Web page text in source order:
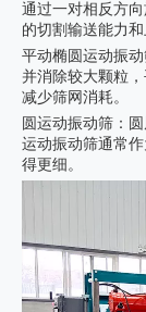
通过一对相反方
的切割输送能力
平动椭圆运动振
并消除较大颗粒
减少筛网消耗。
圆运动振动筛：
运动振动筛通常
得更细。